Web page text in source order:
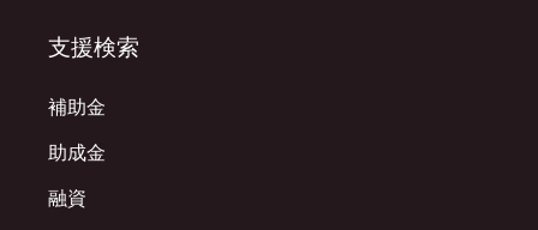
支援検索
補助金
助成金
融資